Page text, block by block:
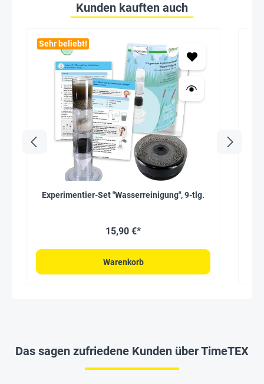
Kunden kauften auch
Sehr beliebt!
Experimentier-Set "Wasserreinigung", 9-tlg.
15,90 €*
Warenkorb
Das sagen zufriedene Kunden über TimeTEX